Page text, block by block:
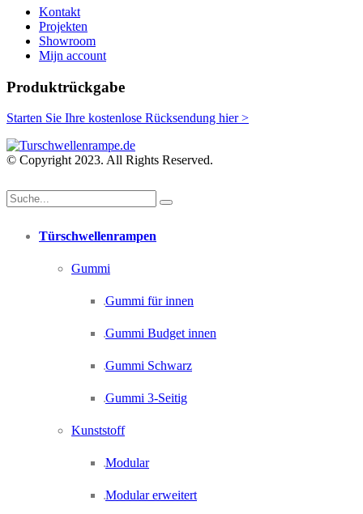
Kontakt
Projekten
Showroom
Mijn account
Produktrückgabe
Starten Sie Ihre kostenlose Rücksendung hier >
© Copyright 2023. All Rights Reserved.
Türschwellenrampen
Gummi
Gummi für innen
Gummi Budget innen
Gummi Schwarz
Gummi 3-Seitig
Kunststoff
Modular
Modular erweitert